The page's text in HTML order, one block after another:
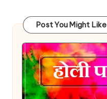
Post You Might Like